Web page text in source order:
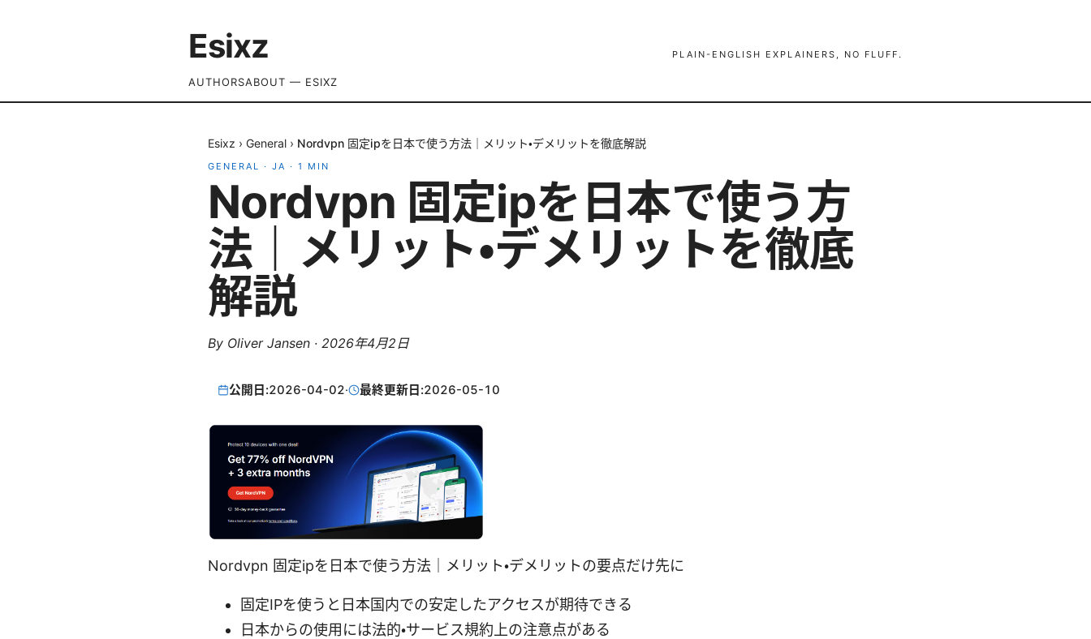
Esixz PLAIN-ENGLISH EXPLAINERS, NO FLUFF.
AUTHORSABOUT — ESIXZ
Esixz › General › Nordvpn 固定ipを日本で使う方法｜メリット・デメリットを徹底解説
GENERAL · JA · 1 MIN
Nordvpn 固定ipを日本で使う方
法｜メリット・デメリットを徹底
解説
By Oliver Jansen · 2026年4月2日
公開日:2026-04-02· 最終更新日:2026-05-10
Nordvpn 固定ipを日本で使う方法｜メリット・デメリットの要点だけ先に
固定IPを使うと日本国内での安定したアクセスが期待できる
日本からの使用には法的・サービス規約上の注意点がある